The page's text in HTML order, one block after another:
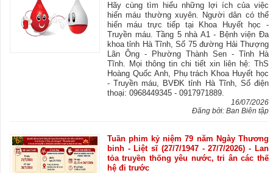
Hãy cùng tìm hiểu những lợi ích của việc
hiến máu thường xuyên. Người dân có thể
hiến máu trực tiếp tại Khoa Huyết học -
Truyền máu. Tầng 5 nhà A1 - Bệnh viện Đa
khoa tỉnh Hà Tĩnh, Số 75 đường Hải Thượng
Lãn Ông - Phường Thành Sen - Tỉnh Hà
Tĩnh. Mọi thông tin chi tiết xin liên hệ: ThS
Hoàng Quốc Anh, Phụ trách Khoa Huyết học
- Truyền máu, BVĐK tỉnh Hà Tĩnh, Số điện
thoại: 0968449345 - 0917971889.
16/07/2026
Đăng bởi: Ban Biên tập
Tuần phim kỷ niệm 79 năm Ngày Thương
binh - Liệt sĩ (27/7/1947 - 27/7/2026) - Lan
tỏa truyền thống yêu nước, tri ân các thế
hệ đi trước